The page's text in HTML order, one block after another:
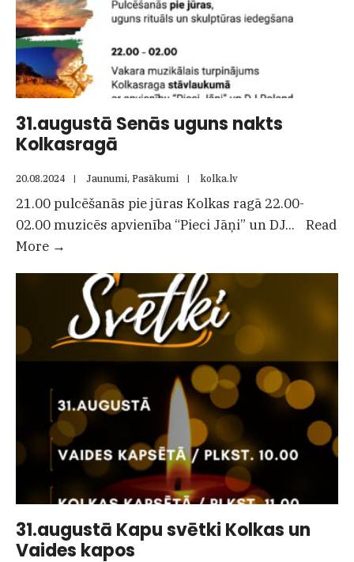
31.augustā Senās uguns nakts
Kolkasragā
20.08.2024 | Jaunumi, Pasākumi | kolka.lv
21.00 pulcēšanās pie jūras Kolkas ragā 22.00-
02.00 muzicēs apvienība “Pieci Jāņi” un DJ...
Read
More →
uguns
nakts
Kolkasragā
31.augustā Kapu svētki Kolkas un
Vaides kapos